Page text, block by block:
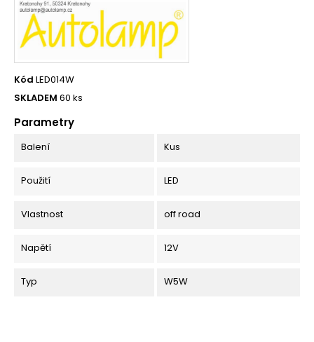
Kód LED014W
SKLADEM 60 ks
Parametry
Balení Kus
Použití LED
Vlastnost off road
Napětí 12V
Typ W5W